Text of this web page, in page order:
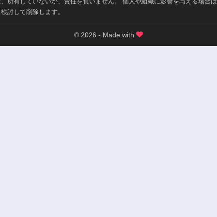
討して削除します。
© 2026 - Made with